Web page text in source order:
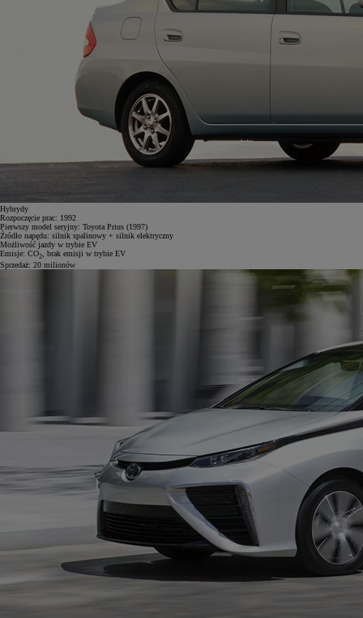
Hybrydy
Rozpoczęcie prac: 1992
Pierwszy model seryjny: Toyota Prius (1997)
Źródło napędu: silnik spalinowy + silnik elektryczny
Możliwość jazdy w trybie EV
Emisje: CO2
, brak emisji w trybie EV
Sprzedaż: 20 milionów